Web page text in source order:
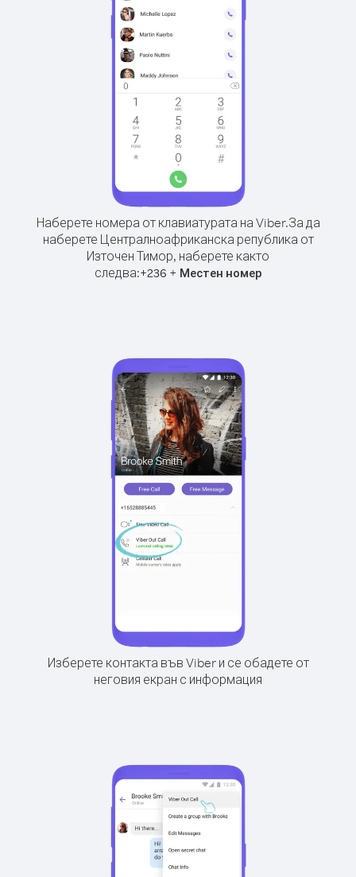
Наберете номера от клавиатурата на Viber.За да
наберете Централноафриканска република от
Източен Тимор, наберете както
следва:+236 + Местен номер
Изберете контакта във Viber и се обадете от
неговия екран с информация